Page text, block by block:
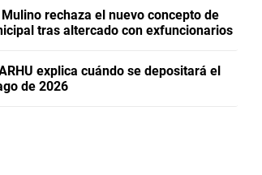
rechaza el nuevo concepto de
tras altercado con exfuncionarios
explica cuándo se depositará el
de 2026